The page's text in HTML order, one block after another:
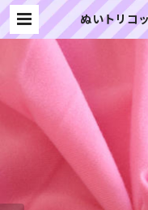
ぬいトリコ
15 ぬいぐ
m | ぬい